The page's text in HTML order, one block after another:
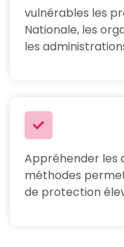
vulnérables les
Nationale, les
les
Appréhender les
méthodes
de protection